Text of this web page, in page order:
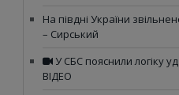
На півдні України
– Сирський
У СБС пояснили логіку
ВІДЕО